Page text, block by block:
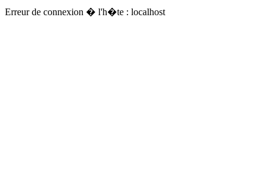
Erreur de connexion � l'h�te : localhost